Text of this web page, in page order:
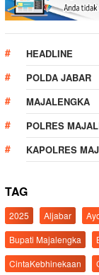
HEADLINE
POLDA JABAR
MAJALENGKA
POLRES
KAPOLRES
TAG
2025 Aljabar
Bupati Majalengka
CintaKebhinekaan